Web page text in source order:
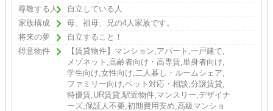
尊敬する人
自立している人
家族構成
母、祖母、兄の4人家族です。
将来の夢
自立すること！
得意物件
【賃貸物件】マンション,アパート,一戸建て,
メゾネット,高齢者向け・高専賃,単身者向け,
学生向け,女性向け,二人暮し・ルームシェア,
ファミリー向け,ペット対応・相談,分譲賃貸,
特優賃,UR賃貸,駅近物件,マンスリー,デザイナ
ーズ,保証人不要,初期費用安め,高級マンショ